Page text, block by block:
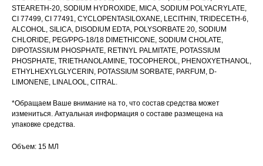
STEARETH-20, SODIUM HYDROXIDE, MICA, SODIUM POLYACRYLATE,
CI 77499, CI 77491, CYCLOPENTASILOXANE, LECITHIN, TRIDECETH-6,
ALCOHOL, SILICA, DISODIUM EDTA, POLYSORBATE 20, SODIUM
CHLORIDE, PEG/PPG-18/18 DIMETHICONE, SODIUM CHOLATE,
DIPOTASSIUM PHOSPHATE, RETINYL PALMITATE, POTASSIUM
PHOSPHATE, TRIETHANOLAMINE, TOCOPHEROL, PHENOXYETHANOL,
ETHYLHEXYLGLYCERIN, POTASSIUM SORBATE, PARFUM, D-
LIMONENE, LINALOOL, CITRAL.
*Обращаем Ваше внимание на то, что состав средства может
измениться. Актуальная информация о составе размещена на
упаковке средства.
Объем: 15 МЛ